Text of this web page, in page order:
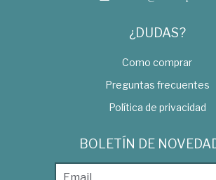
¿DUDAS?
Como comprar
Preguntas frecuentes
Política de privacidad
BOLETÍN DE